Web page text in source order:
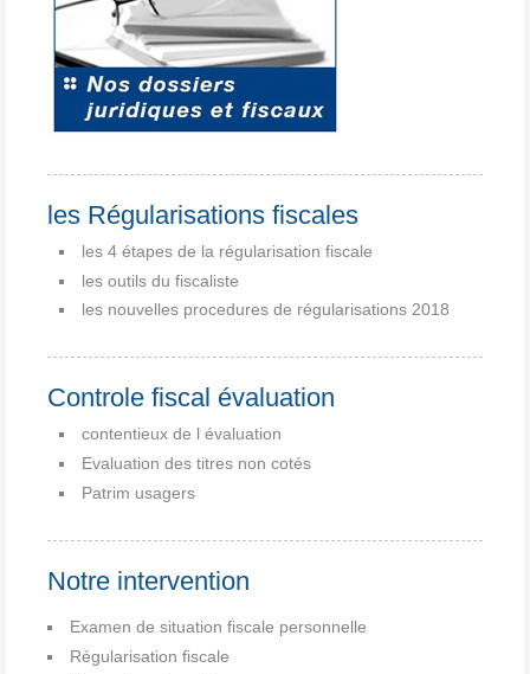
les Régularisations fiscales
les 4 étapes de la régularisation fiscale
les outils du fiscaliste
les nouvelles procedures de régularisations 2018
Controle fiscal évaluation
contentieux de l évaluation
Evaluation des titres non cotés
Patrim usagers
Notre intervention
Examen de situation fiscale personnelle
Régularisation fiscale